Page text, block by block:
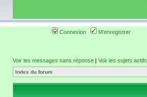
Connexion M'enregistrer
Voir les messages sans réponse | Voir les sujets actifs
Index du forum